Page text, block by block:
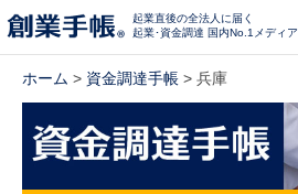
起業直後の全法人に届く
起業･資金調達 国内No.1メディア
ホーム > 資金調達手帳 > 兵庫